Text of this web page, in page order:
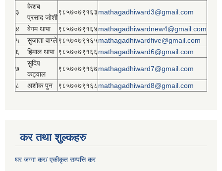
३
केशब
प्रसाद जोशी
९८५७०७९१६३mathagadhiward3@gmail.com
४ बेगम थापा ९८५७०७९१६४mathagadhiwardnew4@gmail.com
५
सुजाता वाग्ले९८५७०७९१६५mathagadhiwardfive@gmail.com
६
हिमाल थापा ९८५७०७९१६६mathagadhiward6@gmail.com
७
सुदिप
कट्वाल
९८५७०७९१६७mathagadhiward7@gmail.com
८ अशोक पुन ९८५७०७९१६८mathagadhiward8@gmail.com
कर तथा शुल्कहरु
घर जग्गा कर/ एकीकृत सम्पत्ति कर